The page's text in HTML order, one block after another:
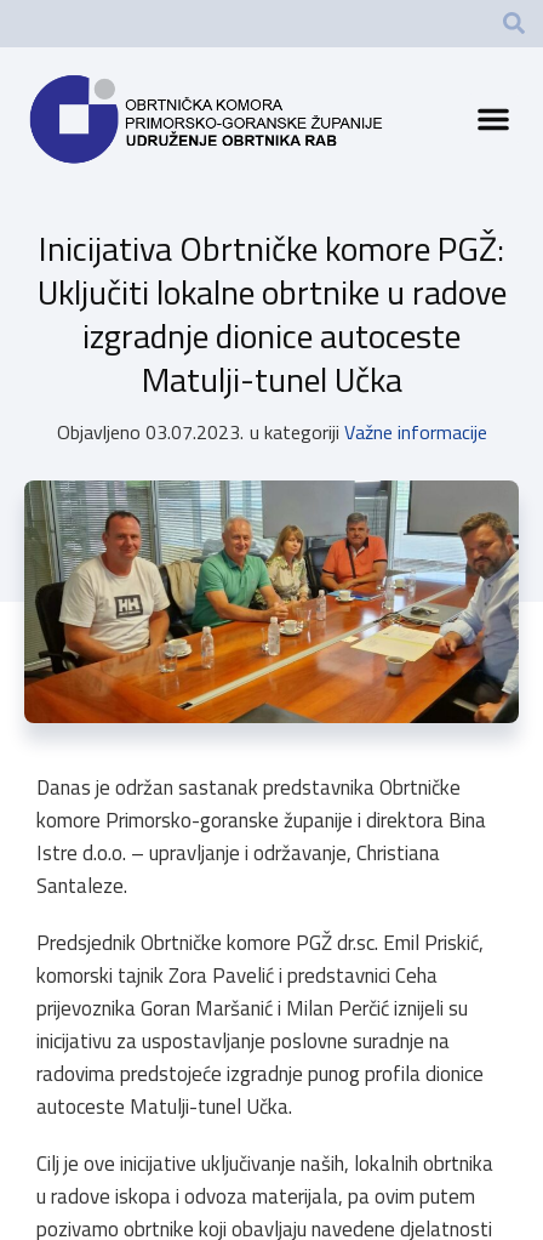
Inicijativa Obrtničke komore PGŽ:
Uključiti lokalne obrtnike u radove
izgradnje dionice autoceste
Matulji-tunel Učka
Objavljeno 03.07.2023. u kategoriji Važne informacije
Danas je održan sastanak predstavnika Obrtničke
komore Primorsko-goranske županije i direktora Bina
Istre d.o.o. – upravljanje i održavanje, Christiana
Santaleze.
Predsjednik Obrtničke komore PGŽ dr.sc. Emil Priskić,
komorski tajnik Zora Pavelić i predstavnici Ceha
prijevoznika Goran Maršanić i Milan Perčić iznijeli su
inicijativu za uspostavljanje poslovne suradnje na
radovima predstojeće izgradnje punog profila dionice
autoceste Matulji-tunel Učka.
Cilj je ove inicijative uključivanje naših, lokalnih obrtnika
u radove iskopa i odvoza materijala, pa ovim putem
pozivamo obrtnike koji obavljaju navedene djelatnosti